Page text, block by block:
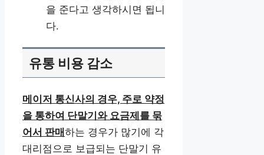
을 준다고 생각하시면 됩니
다.
유통 비용 감소
메이저 통신사의 경우, 주로 약정
을 통하여 단말기와 요금제를 묶
어서 판매하는 경우가 많기에 각
대리점으로 보급되는 단말기 유